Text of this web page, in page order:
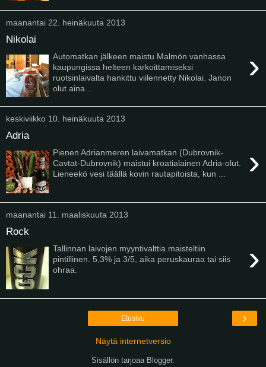
maanantai 22. heinäkuuta 2013
Nikolai
›
Automatkan jälkeen maistu Malmön vanhassa
kaupungissa helteen karkoittamiseksi
ruotsinlaivalta hankittu viilennetty Nikolai. Janon
olut aina...
keskiviikko 10. heinäkuuta 2013
Adria
›
Pienen Adrianmeren laivamatkan (Dubrovnik-
Cavtat-Dubrovnik) maistui kroatialainen Adria-olut.
Lieneekö vesi täällä kovin rautapitoista, kun ...
maanantai 11. maaliskuuta 2013
Rock
›
Tallinnan laivojen myyntivalttia maisteltiin
pintillinen. 5,3% ja 3/5, aika peruskauraa tai siis
ohraa.
›
Etusivu
Näytä internetversio
Sisällön tarjoaa Blogger.